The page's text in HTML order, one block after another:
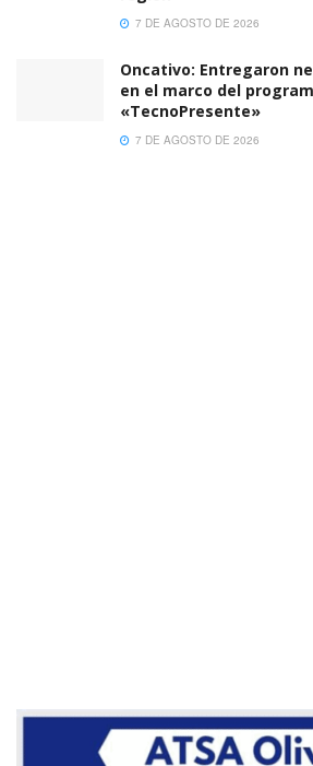
7 DE AGOSTO DE 2026
Oncativo: Entregaron
en el marco del
«TecnoPresente»
7 DE AGOSTO DE 2026